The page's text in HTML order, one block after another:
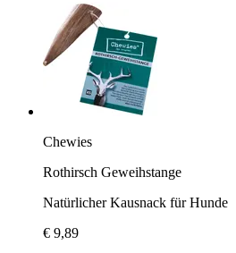
Chewies
Rothirsch Geweihstange
Natürlicher Kausnack für Hunde
€ 9,89